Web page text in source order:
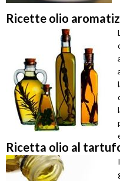
Ricette olio
Ricetta olio al